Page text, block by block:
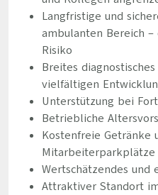
Langfristige und
ambulanten Bereich
Risiko
Breites
vielfältigen
Unterstützung bei
Betriebliche
Kostenfreie Getränke
Mitarbeiterparkplätze
Wertschätzendes und
Attraktiver Standort